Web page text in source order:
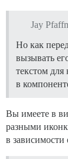
Jay
Но как
вызывать
текстом
в
Вы имеете в
разными
в зависимости